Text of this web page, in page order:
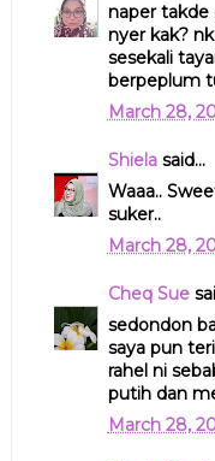
naper
nyer kak?
sesekali
berpeplum
March 28,
Shielasaid...
Waaa..
suker..
March 28,
Cheq Sue
sedondon
saya pun
rahel ni
putih dan
March 28,